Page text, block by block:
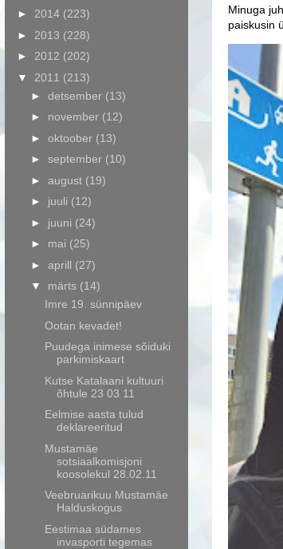
Minuga
paiskusin
► 2014 (223)
► 2013 (228)
► 2012 (202)
▼ 2011 (213)
► detsember (13)
► november (12)
► oktoober (13)
► september (10)
► august (19)
► juuli (12)
► juuni (24)
► mai (25)
► aprill (27)
▼ märts (14)
Imre 19. sünnipäev
Ootan kevadet!
Puudega inimese sõiduki
parkimiskaart
Kutse Katalaani kultuuri
õhtule 23 03 11
Eelmise aasta tulud
deklareeritud
Mustamäe
sotsiaalkomisjoni
koosolekul 28.02.11
Veebruarikuu Mustamäe
Halduskogus
Eestimaa südames
invasporti tegemas